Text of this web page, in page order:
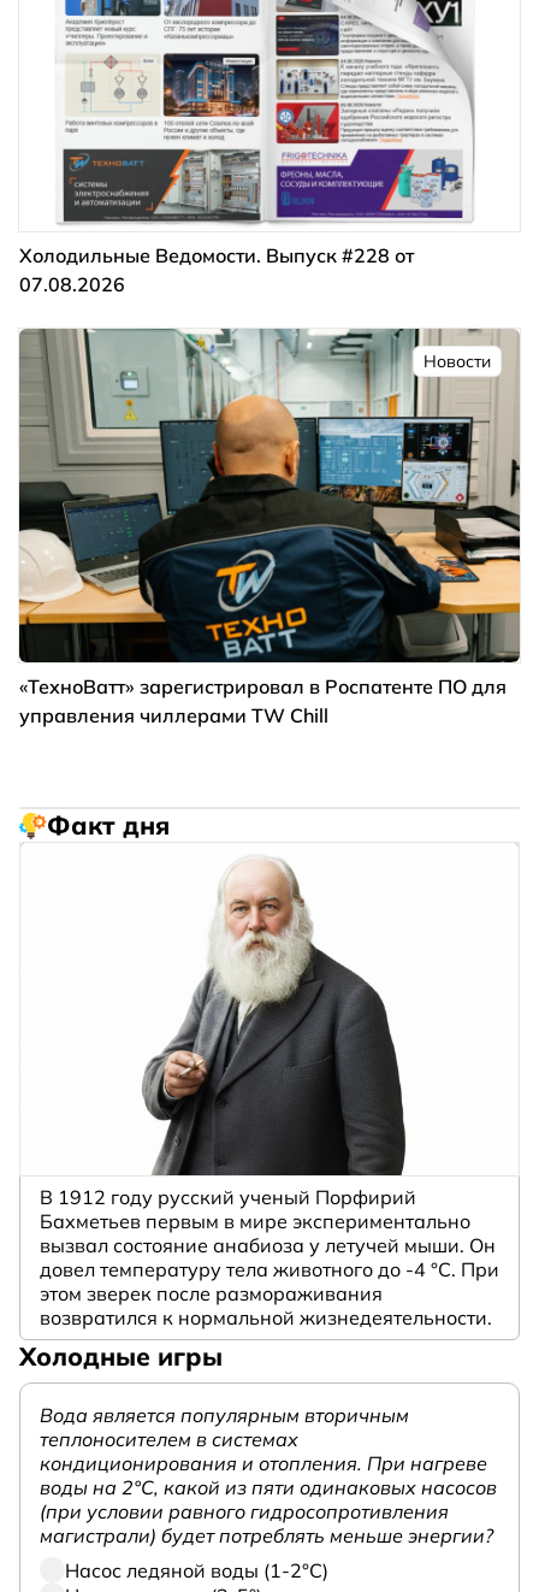
Холодильные Ведомости. Выпуск #228 от
07.08.2026
Новости
«ТехноВатт» зарегистрировал в Роспатенте ПО для
управления чиллерами TW Chill
Факт дня
В 1912 году русский ученый Порфирий
Бахметьев первым в мире экспериментально
вызвал состояние анабиоза у летучей мыши. Он
довел температуру тела животного до -4 °C. При
этом зверек после размораживания
возвратился к нормальной жизнедеятельности.
Холодные игры
Вода является популярным вторичным
теплоносителем в системах
кондиционирования и отопления. При нагреве
воды на 2°С, какой из пяти одинаковых насосов
(при условии равного гидросопротивления
магистрали) будет потреблять меньше энергии?
Насос ледяной воды (1-2°С)